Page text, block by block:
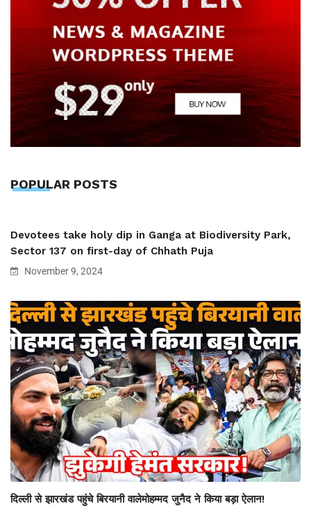
POPULAR POSTS
Devotees take holy dip in Ganga at Biodiversity Park,
Sector 137 on first-day of Chhath Puja
November 9, 2024
दिल्ली से झारखंड पहुंचे बिरयानी वालेमोहम्मद जुनैद ने किया बड़ा ऐलान!